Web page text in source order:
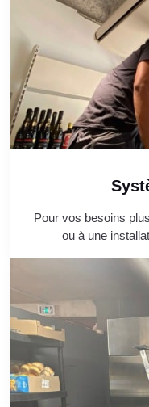
Pour vos besoins
ou à une